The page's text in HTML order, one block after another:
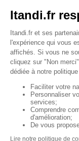
charge. De la
responsable du
par l'assurance
C'est pourquoi,
par les
pouvez en
moyen de faire
vos garanties.